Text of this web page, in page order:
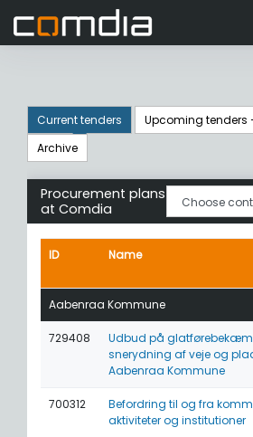
Go to login
Current tenders
Upcoming tenders
Archive
Procurement plans
at Comdia
ID Name
Aabenraa Kommune
729408
Udbud på
snerydning af veje og
Aabenraa Kommune
700312
Befordring til og fra
aktiviteter og institutioner